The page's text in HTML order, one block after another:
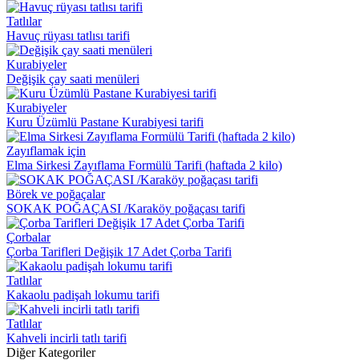
Tatlılar
Havuç rüyası tatlısı tarifi
Kurabiyeler
Değişik çay saati menüleri
Kurabiyeler
Kuru Üzümlü Pastane Kurabiyesi tarifi
Zayıflamak için
Elma Sirkesi Zayıflama Formülü Tarifi (haftada 2 kilo)
Börek ve poğaçalar
SOKAK POĞAÇASI /Karaköy poğaçası tarifi
Çorbalar
Çorba Tarifleri Değişik 17 Adet Çorba Tarifi
Tatlılar
Kakaolu padişah lokumu tarifi
Tatlılar
Kahveli incirli tatlı tarifi
Diğer Kategoriler